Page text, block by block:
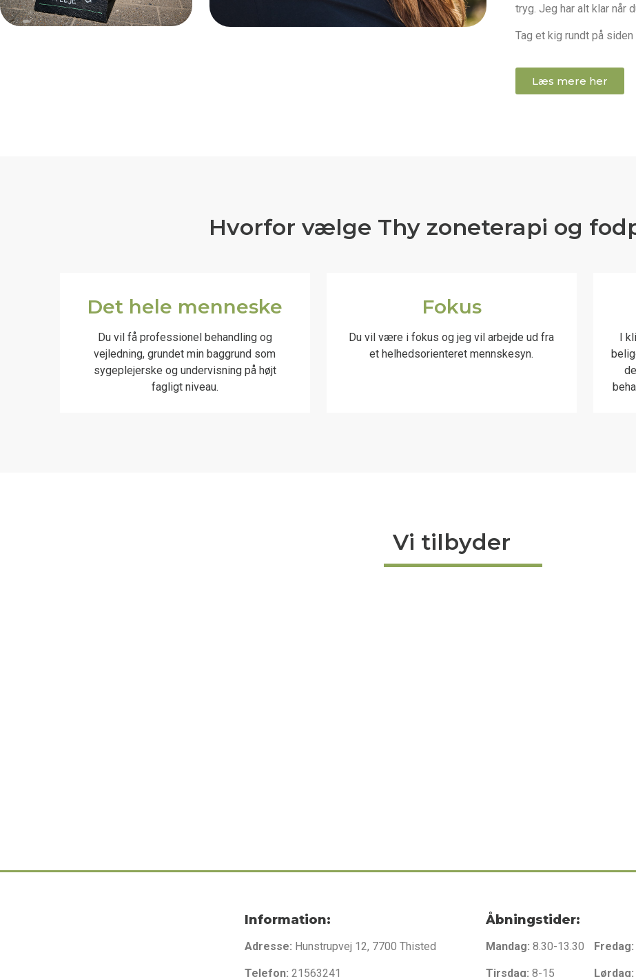
tryg. Jeg har alt klar når
Tag et kig rundt på
Læs mere her
Hvorfor vælge Thy zoneterapi og
Det hele menneske
Du vil få professionel behandling og
vejledning, grundet min baggrund som
sygeplejerske og undervisning på højt
fagligt niveau.
Fokus
Du vil være i fokus og jeg vil arbejde ud fra
et helhedsorienteret mennskesyn.
I
Vi tilbyder
Information:
Adresse: Hunstrupvej 12, 7700 Thisted
Telefon:21563241
Åbningstider:
Mandag: 8.30-13.30
Tirsdag: 8-15 Lørdag: